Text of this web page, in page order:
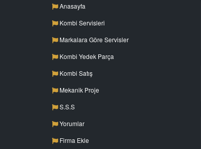
Anasayfa
Kombi Servisleri
Markalara Göre Servisler
Kombi Yedek Parça
Kombi Satış
Mekanik Proje
S.S.S
Yorumlar
Firma Ekle